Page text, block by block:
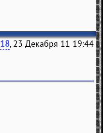
18, 23 Декабря 11 19:44